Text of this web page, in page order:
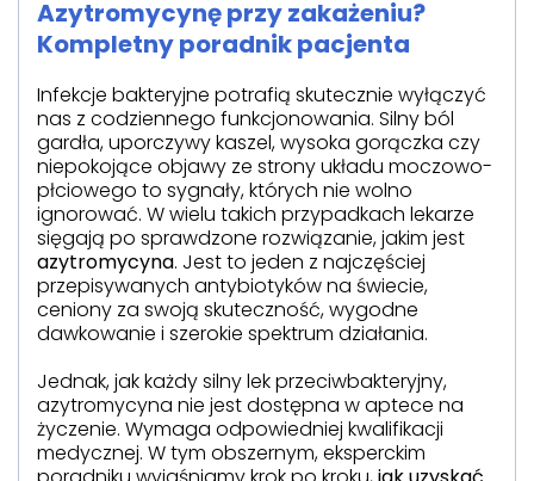
Azytromycynę przy zakażeniu?
Kompletny poradnik pacjenta
Infekcje bakteryjne potrafią skutecznie wyłączyć
nas z codziennego funkcjonowania. Silny ból
gardła, uporczywy kaszel, wysoka gorączka czy
niepokojące objawy ze strony układu moczowo-
płciowego to sygnały, których nie wolno
ignorować. W wielu takich przypadkach lekarze
sięgają po sprawdzone rozwiązanie, jakim jest
azytromycyna. Jest to jeden z najczęściej
przepisywanych antybiotyków na świecie,
ceniony za swoją skuteczność, wygodne
dawkowanie i szerokie spektrum działania.
Jednak, jak każdy silny lek przeciwbakteryjny,
azytromycyna nie jest dostępna w aptece na
życzenie. Wymaga odpowiedniej kwalifikacji
medycznej. W tym obszernym, eksperckim